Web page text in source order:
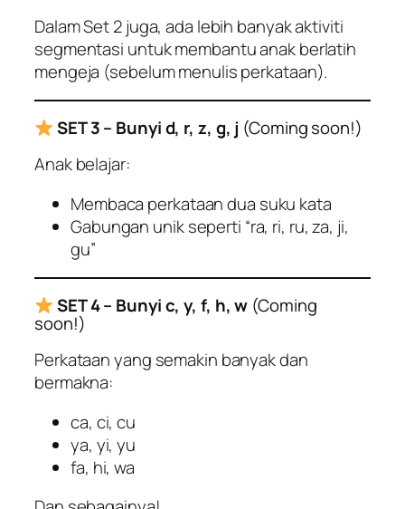
Dalam Set 2 juga, ada lebih banyak aktiviti
segmentasi untuk membantu anak berlatih
mengeja (sebelum menulis perkataan).
SET 3 – Bunyi d, r, z, g, j (Coming soon!)
Anak belajar:
Membaca perkataan dua suku kata
Gabungan unik seperti “ra, ri, ru, za, ji,
gu”
SET 4 – Bunyi c, y, f, h, w (Coming
soon!)
Perkataan yang semakin banyak dan
bermakna:
ca, ci, cu
ya, yi, yu
fa, hi, wa